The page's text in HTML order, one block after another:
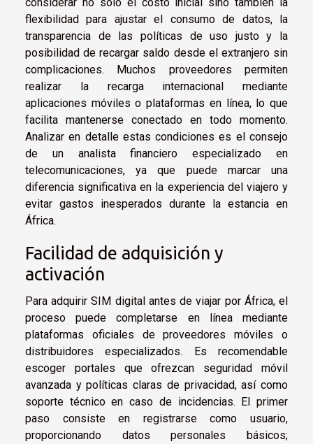
flexibilidad para ajustar el consumo de datos, la
transparencia de las políticas de uso justo y la
posibilidad de recargar saldo desde el extranjero sin
complicaciones. Muchos proveedores permiten
realizar la recarga internacional mediante
aplicaciones móviles o plataformas en línea, lo que
facilita mantenerse conectado en todo momento.
Analizar en detalle estas condiciones es el consejo
de un analista financiero especializado en
telecomunicaciones, ya que puede marcar una
diferencia significativa en la experiencia del viajero y
evitar gastos inesperados durante la estancia en
África.
Facilidad de adquisición y
activación
Para adquirir SIM digital antes de viajar por África, el
proceso puede completarse en línea mediante
plataformas oficiales de proveedores móviles o
distribuidores especializados. Es recomendable
escoger portales que ofrezcan seguridad móvil
avanzada y políticas claras de privacidad, así como
soporte técnico en caso de incidencias. El primer
paso consiste en registrarse como usuario,
proporcionando datos personales básicos;